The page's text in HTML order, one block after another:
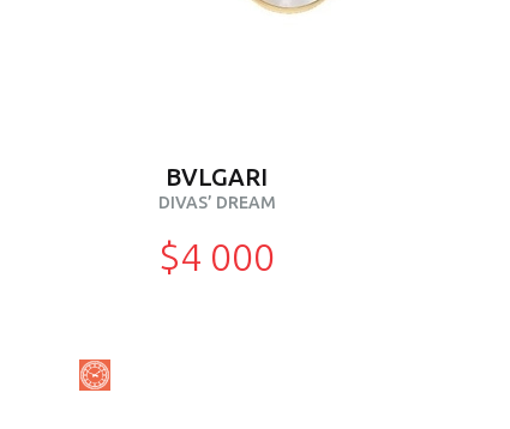
BVLGARI
DIVAS’ DREAM
$4 000